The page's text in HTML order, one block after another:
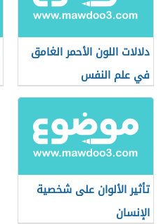
دلالات اللون الأحمر الغامق
في علم النفس
تأثير الألوان على شخصية
الإنسان